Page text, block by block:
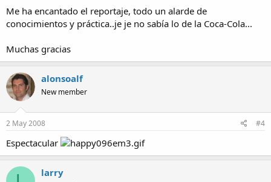
Me ha encantado el reportaje, todo un alarde de
conocimientos y práctica..je je no sabía lo de la Coca-Cola...
Muchas gracias
alonsoalf
New member
2 May 2008 #4
Espectacular
larry